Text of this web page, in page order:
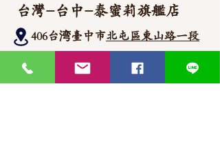
台灣-台中-泰蜜莉旗艦店
406台湾臺中市北屯區東山路一段
官方Line聯繫https://lin.ee/87JLU7V